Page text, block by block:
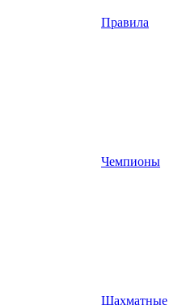
Правила
Чемпионы
Шахматные